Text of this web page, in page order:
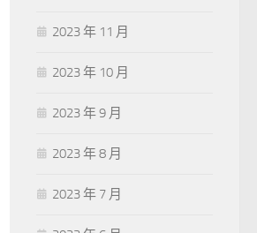
2023 年 11 月
2023 年 10 月
2023 年 9 月
2023 年 8 月
2023 年 7 月